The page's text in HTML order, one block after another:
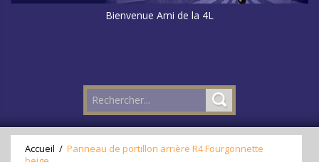
Bienvenue Ami de la 4L
Accueil / Panneau de portillon arrière R4 Fourgonnette